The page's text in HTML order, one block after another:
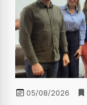
05/08/2026